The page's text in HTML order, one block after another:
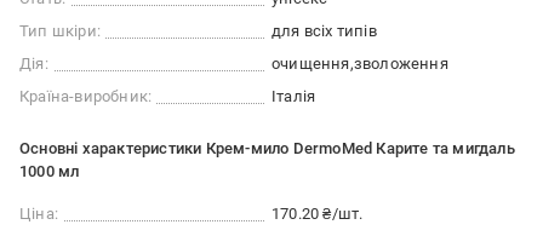
Тип шкіри:
для всіх типів
Дія:
очищення зволоження
Країна-виробник:
Італія
Основні характеристики Крем-мило DermoMed Карите та мигдаль
1000 мл
Ціна:
170.20 ₴/шт.